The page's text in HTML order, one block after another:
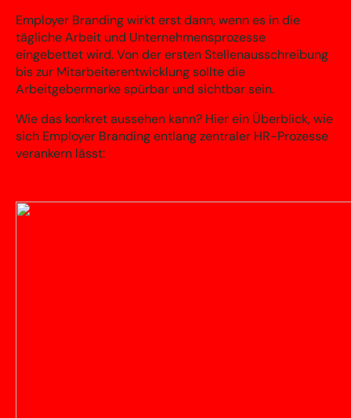
Employer Branding wirkt erst dann, wenn es in die
tägliche Arbeit und Unternehmensprozesse
eingebettet wird. Von der ersten Stellenausschreibung
bis zur Mitarbeiterentwicklung sollte die
Arbeitgebermarke spürbar und sichtbar sein.
Wie das konkret aussehen kann? Hier ein Überblick, wie
sich Employer Branding entlang zentraler HR-Prozesse
verankern lässt: